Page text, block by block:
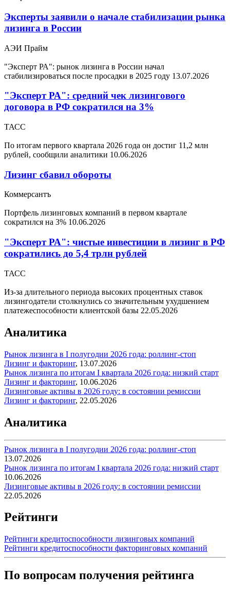
Эксперты заявили о начале стабилизации рынка
лизинга в России
АЭИ Прайм
"Эксперт РА": рынок лизинга в России начал
стабилизироваться после просадки в 2025 году 13.07.2026
"Эксперт РА": средний чек лизингового
договора в РФ сократился на 3%
ТАСС
По итогам первого квартала 2026 года он достиг 11,2 млн
рублей, сообщили аналитики 10.06.2026
Лизинг сбавил обороты
Коммерсантъ
Портфель лизинговых компаний в первом квартале
сократился на 3% 10.06.2026
"Эксперт РА": чистые инвестиции в лизинг в РФ
сократились до 5,4 трлн рублей
ТАСС
Из-за длительного периода высоких процентных ставок
лизингодатели столкнулись со значительным ухудшением
платежеспособности клиентской базы 22.05.2026
Аналитика
Рынок лизинга в I полугодии 2026 года: роллинг-стоп
Лизинг и факторинг, 13.07.2026
Рынок лизинга по итогам I квартала 2026 года: низкий старт
Лизинг и факторинг, 10.06.2026
Лизинговые активы в 2026 году: в состоянии ремиссии
Лизинг и факторинг, 22.05.2026
Аналитика
Рынок лизинга в I полугодии 2026 года: роллинг-стоп
13.07.2026
Рынок лизинга по итогам I квартала 2026 года: низкий старт
10.06.2026
Лизинговые активы в 2026 году: в состоянии ремиссии
22.05.2026
Рейтинги
Рейтинги кредитоспособности лизинговых компаний
Рейтинги кредитоспособности факторинговых компаний
По вопросам получения рейтинга